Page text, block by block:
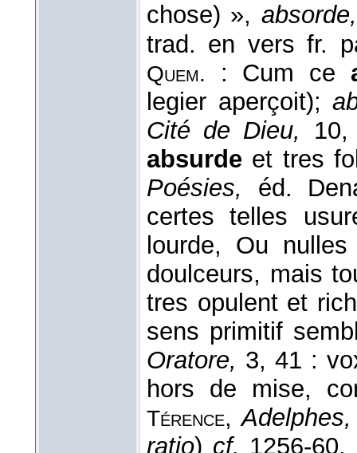
chose) », absorde,
trad. en vers fr.
Quem. : Cum ce
legier aperçoit);
Cité de Dieu,
absurde et tres
Poésies,
éd.
certes telles
lourde, Ou
doulceurs, mais
tres opulent et
sens primitif
Oratore, 3, 41 :
hors de mise,
Térence,Adelphes,
ratio) cf. 1256-60,